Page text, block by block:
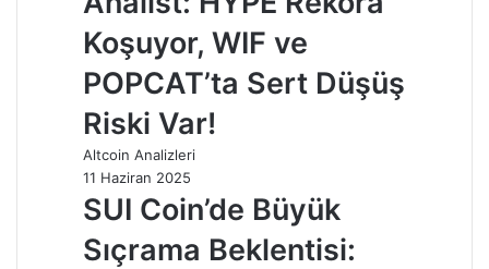
Koşuyor, WIF ve
POPCAT’ta Sert Düşüş
Riski Var!
Altcoin Analizleri
11 Haziran 2025
SUI Coin’de Büyük
Sıçrama Beklentisi: